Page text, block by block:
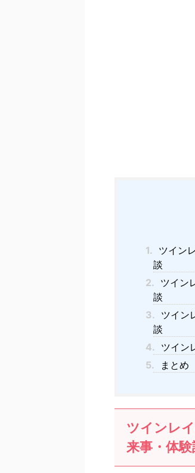
1. ツイン
談
2. ツイン
談
3. ツイン
談
4. ツイン
5.
まとめ
ツインレ
来事・体験